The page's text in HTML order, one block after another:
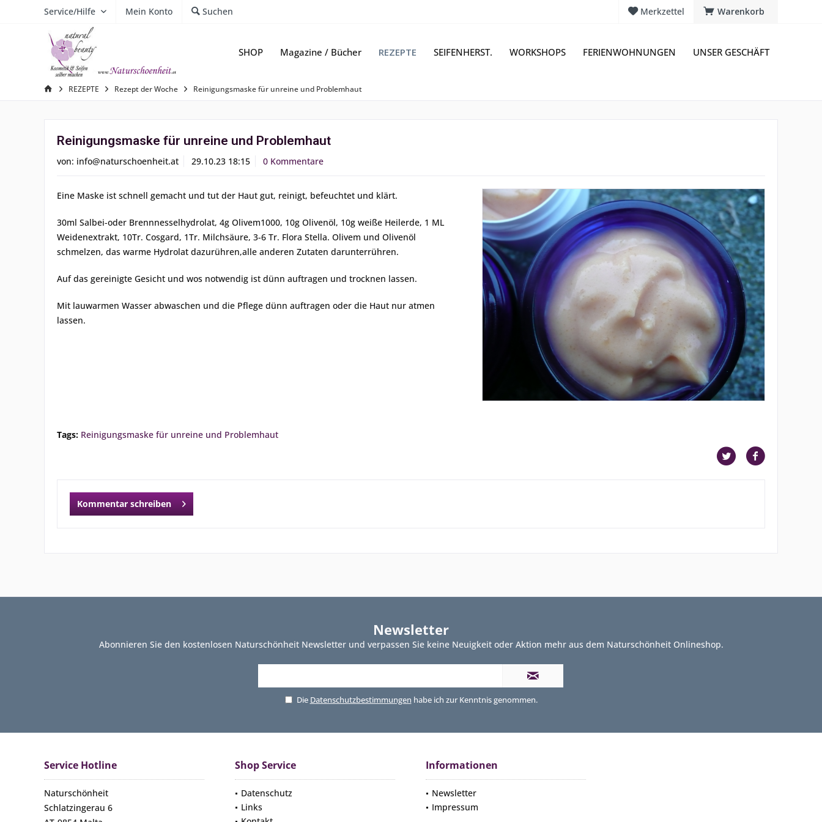
Warenkorb
Merkzettel
Service/Hilfe Mein Konto Suchen
SHOP Magazine / Bücher REZEPTE SEIFENHERST. WORKSHOPS FERIENWOHNUNGEN UNSER GESCHÄFT
REZEPTE Rezept der Woche Reinigungsmaske für unreine und Problemhaut
Reinigungsmaske für unreine und Problemhaut
von: info@naturschoenheit.at 29.10.23 18:15 0 Kommentare
Eine Maske ist schnell gemacht und tut der Haut gut, reinigt, befeuchtet und klärt.
30ml Salbei-oder Brennnesselhydrolat, 4g Olivem1000, 10g Olivenöl, 10g weiße Heilerde, 1 ML
Weidenextrakt, 10Tr. Cosgard, 1Tr. Milchsäure, 3-6 Tr. Flora Stella. Olivem und Olivenöl
schmelzen, das warme Hydrolat dazurühren,alle anderen Zutaten darunterrühren.
Auf das gereinigte Gesicht und wos notwendig ist dünn auftragen und trocknen lassen.
Mit lauwarmen Wasser abwaschen und die Pflege dünn auftragen oder die Haut nur atmen
lassen.
Tags: Reinigungsmaske für unreine und Problemhaut
Kommentar schreiben
Newsletter
Abonnieren Sie den kostenlosen Naturschönheit Newsletter und verpassen Sie keine Neuigkeit oder Aktion mehr aus dem Naturschönheit Onlineshop.
Die Datenschutzbestimmungen habe ich zur Kenntnis genommen.
Service Hotline
Naturschönheit
Schlatzingerau 6
Shop Service
Datenschutz
Links
Informationen
Newsletter
Impressum